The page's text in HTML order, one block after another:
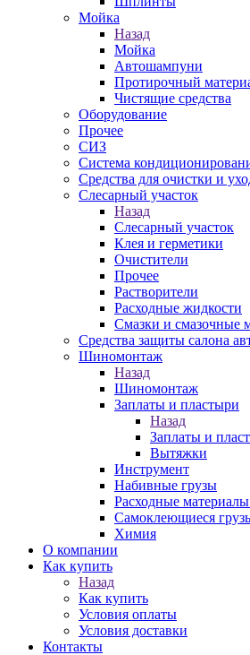
Мойка
Назад
Мойка
Автошампуни
Протирочный
Чистящие средства
Оборудование
Прочее
СИЗ
Система
Средства для очистки и
Слесарный участок
Назад
Слесарный участок
Клея и герметики
Очистители
Прочее
Растворители
Расходные жидкости
Смазки и смазочные
Средства защиты салона
Шиномонтаж
Назад
Шиномонтаж
Заплаты и пластыри
Назад
Заплаты и
Вытяжки
Инструмент
Набивные грузы
Расходные
Самоклеющиеся
Химия
О компании
Как купить
Назад
Как купить
Условия оплаты
Условия доставки
Контакты